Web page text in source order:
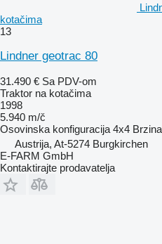
kotačima
13
Lindner geotrac 80
31.490 € Sa PDV-om
Traktor na kotačima
1998
5.940 m/č
Osovinska konfiguracija 4x4 Brzina
Austrija, At-5274 Burgkirchen
E-FARM GmbH
Kontaktirajte prodavatelja